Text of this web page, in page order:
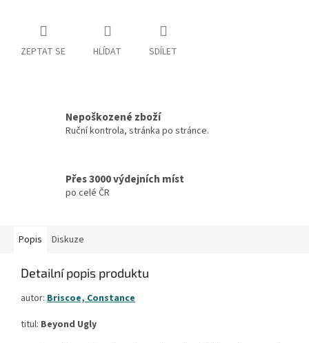
ZEPTAT SE HLÍDAT SDÍLET
Nepoškozené zboží
Ruční kontrola, stránka po stránce.
Přes 3000 výdejních míst
po celé ČR
Popis Diskuze
Detailní popis produktu
autor: Briscoe, Constance
titul: Beyond Ugly